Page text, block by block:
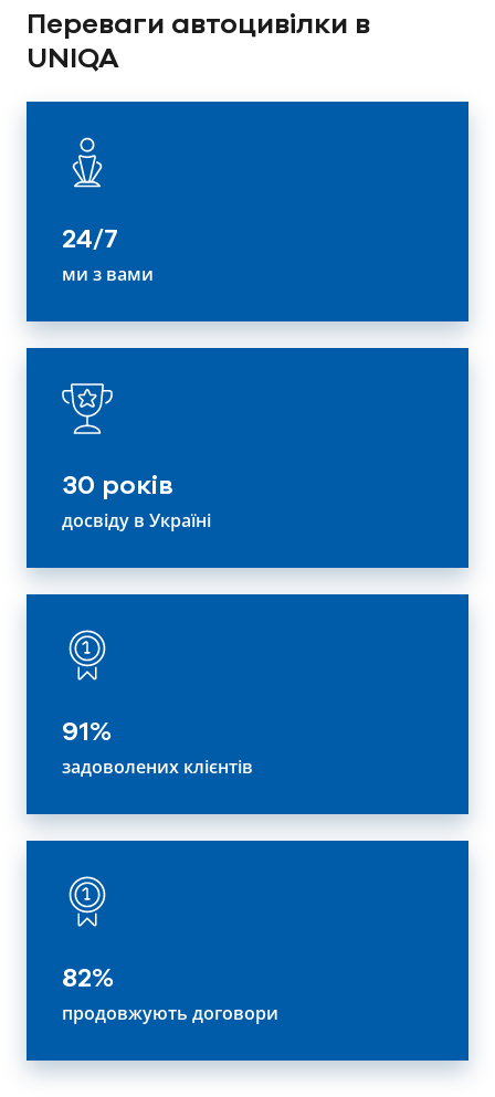
Переваги автоцивілки в
UNIQA
24/7
ми з вами
30 років
досвіду в Україні
91%
задоволених клієнтів
82%
продовжують договори